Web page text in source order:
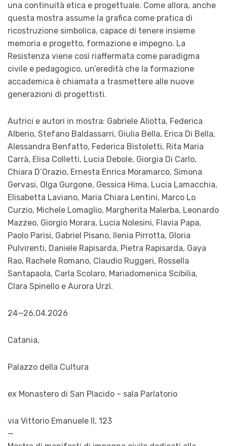
una continuità etica e progettuale. Come allora, anche
questa mostra assume la grafica come pratica di
ricostruzione simbolica, capace di tenere insieme
memoria e progetto, formazione e impegno. La
Resistenza viene così riaffermata come paradigma
civile e pedagogico, un’eredità che la formazione
accademica è chiamata a trasmettere alle nuove
generazioni di progettisti.
Autrici e autori in mostra: Gabriele Aliotta, Federica
Alberio, Stefano Baldassarri, Giulia Bella, Erica Di Bella,
Alessandra Benfatto, Federica Bistoletti, Rita Maria
Carrà, Elisa Colletti, Lucia Debole, Giorgia Di Carlo,
Chiara D’Orazio, Ernesta Enrica Moramarco, Simona
Gervasi, Olga Gurgone, Gessica Hima, Lucia Lamacchia,
Elisabetta Laviano, Maria Chiara Lentini, Marco Lo
Curzio, Michele Lomaglio, Margherita Malerba, Leonardo
Mazzeo, Giorgio Morara, Lucia Nolesini, Flavia Papa,
Paolo Parisi, Gabriel Pisano, Ilenia Pirrotta, Gloria
Pulvirenti, Daniele Rapisarda, Pietra Rapisarda, Gaya
Rao, Rachele Romano, Claudio Ruggeri, Rossella
Santapaola, Carla Scolaro, Mariadomenica Scibilia,
Clara Spinello e Aurora Urzì.
24—26.04.2026
Catania,
Palazzo della Cultura
ex Monastero di San Placido – sala Parlatorio
via Vittorio Emanuele II, 123
—